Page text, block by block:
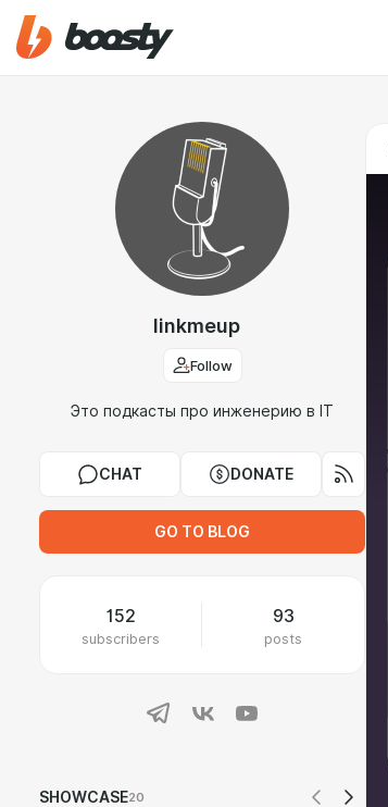
linkmeup
Follow
Это подкасты про инженерию в IT
CHAT DONATE
GO TO BLOG
152
subscribers
93
posts
SHOWCASE20